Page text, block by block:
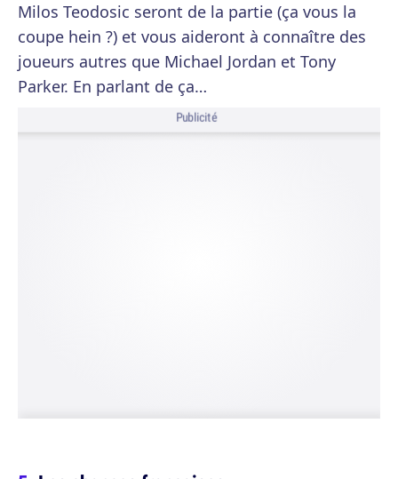
Milos Teodosic seront de la partie (ça vous la
coupe hein ?) et vous aideront à connaître des
joueurs autres que Michael Jordan et Tony
Parker. En parlant de ça…
Publicité